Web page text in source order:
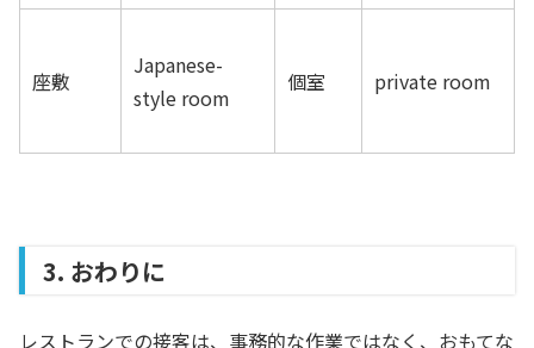
座敷
Japanese-
style room
個室 private room
3. おわりに
レストランでの接客は、事務的な作業ではなく、おもてな